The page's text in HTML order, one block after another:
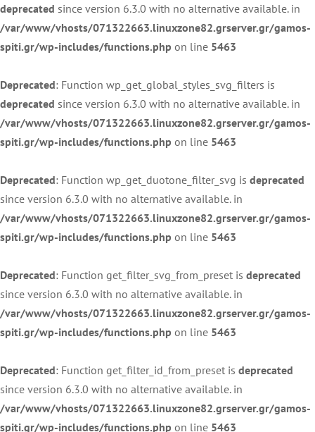
deprecated since version 6.3.0 with no alternative available. in
/var/www/vhosts/071322663.linuxzone82.grserver.gr/gamos-
spiti.gr/wp-includes/functions.php on line 5463
Deprecated: Function wp_get_global_styles_svg_filters is
deprecated since version 6.3.0 with no alternative available. in
/var/www/vhosts/071322663.linuxzone82.grserver.gr/gamos-
spiti.gr/wp-includes/functions.php on line 5463
Deprecated: Function wp_get_duotone_filter_svg is deprecated
since version 6.3.0 with no alternative available. in
/var/www/vhosts/071322663.linuxzone82.grserver.gr/gamos-
spiti.gr/wp-includes/functions.php on line 5463
Deprecated: Function get_filter_svg_from_preset is deprecated
since version 6.3.0 with no alternative available. in
/var/www/vhosts/071322663.linuxzone82.grserver.gr/gamos-
spiti.gr/wp-includes/functions.php on line 5463
Deprecated: Function get_filter_id_from_preset is deprecated
since version 6.3.0 with no alternative available. in
/var/www/vhosts/071322663.linuxzone82.grserver.gr/gamos-
spiti.gr/wp-includes/functions.php on line 5463